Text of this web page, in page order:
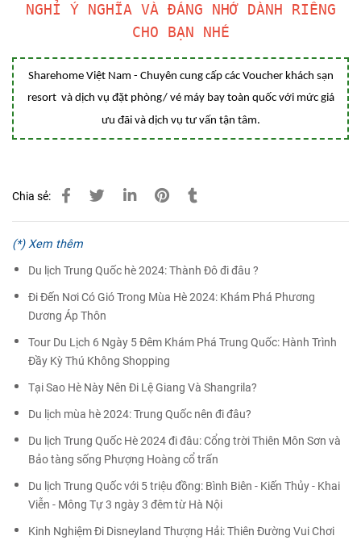
NGHỈ Ý NGHĨA VÀ ĐÁNG NHỚ DÀNH RIÊNG
CHO BẠN NHÉ
Sharehome Việt Nam - Chuyên cung cấp các Voucher khách sạn
resort và dịch vụ đặt phòng/ vé máy bay toàn quốc với mức giá
ưu đãi và dịch vụ tư vấn tận tâm.
Chia sẻ:
(*) Xem thêm
Du lịch Trung Quốc hè 2024: Thành Đô đi đâu ?
Đi Đến Nơi Có Gió Trong Mùa Hè 2024: Khám Phá Phương
Dương Áp Thôn
Tour Du Lịch 6 Ngày 5 Đêm Khám Phá Trung Quốc: Hành Trình
Đầy Kỳ Thú Không Shopping
Tại Sao Hè Này Nên Đi Lệ Giang Và Shangrila?
Du lịch mùa hè 2024: Trung Quốc nên đi đâu?
Du lịch Trung Quốc Hè 2024 đi đâu: Cổng trời Thiên Môn Sơn và
Bảo tàng sống Phượng Hoàng cổ trấn
Du lịch Trung Quốc với 5 triệu đồng: Bình Biên - Kiến Thủy - Khai
Viễn - Mông Tự 3 ngày 3 đêm từ Hà Nội
Kinh Nghiệm Đi Disneyland Thượng Hải: Thiên Đường Vui Chơi